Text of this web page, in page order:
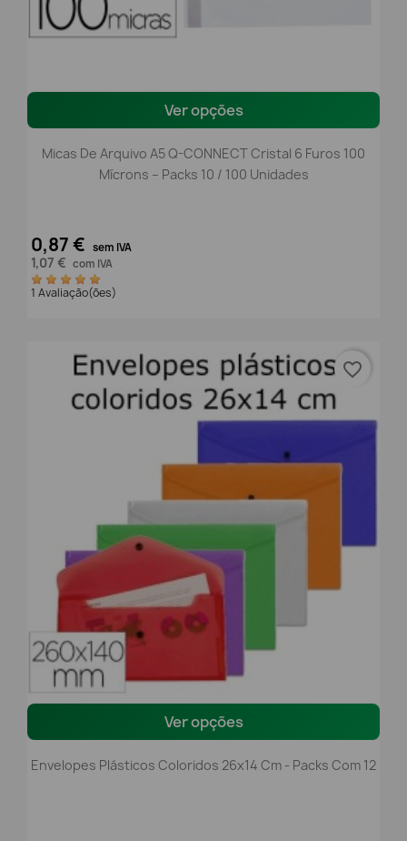
Ver opções
Micas De Arquivo A5 Q-CONNECT Cristal 6 Furos 100
Mícrons – Packs 10 / 100 Unidades
0,87 € sem IVA
1,07 € com IVA
1 Avaliação(ões)
Ver opções
Envelopes Plásticos Coloridos 26x14 Cm - Packs Com 12
favorite_border